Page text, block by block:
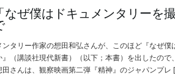
ぜ僕はドキュメンタリーを
タリー作家の想田和弘さんが、このほど『なぜ僕
』（講談社現代新書）（以下；本書）を出したので
さんは、観察映画第二弾『精神』のジャパンプ